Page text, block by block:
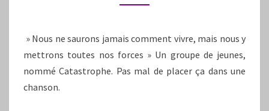
» Nous ne saurons jamais comment vivre, mais nous y
mettrons toutes nos forces » Un groupe de jeunes,
nommé Catastrophe. Pas mal de placer ça dans une
chanson.